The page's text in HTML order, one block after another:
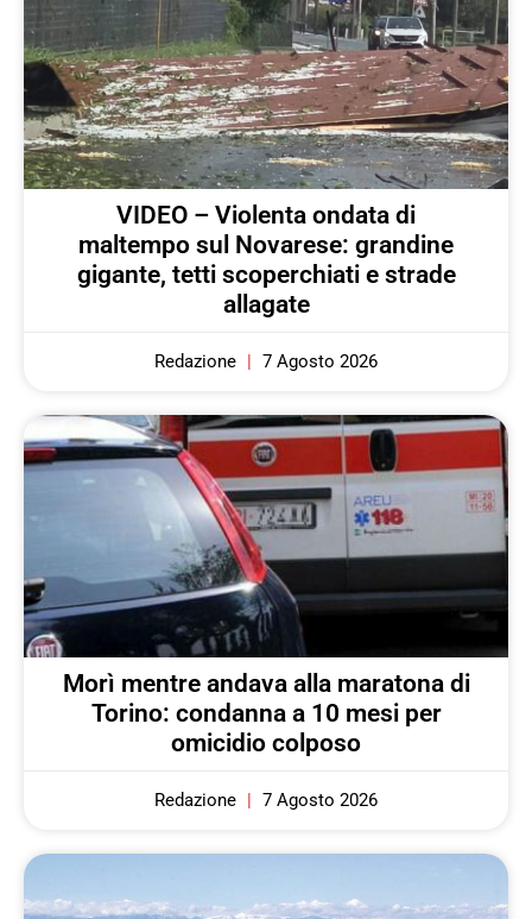
VIDEO – Violenta ondata di
maltempo sul Novarese: grandine
gigante, tetti scoperchiati e strade
allagate
Redazione 7 Agosto 2026
Morì mentre andava alla maratona di
Torino: condanna a 10 mesi per
omicidio colposo
Redazione 7 Agosto 2026